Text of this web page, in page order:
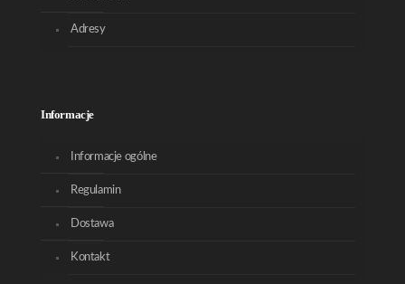
Adresy
Informacje
Informacje ogólne
Regulamin
Dostawa
Kontakt